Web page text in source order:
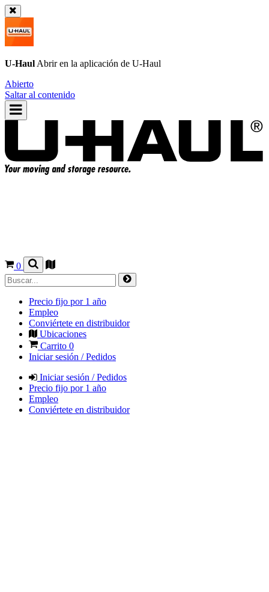
U-Haul Abrir en la aplicación de U-Haul
Abierto
Saltar al contenido
0
Precio fijo por 1 año
Empleo
Conviértete en distribuidor
Ubicaciones
Carrito 0
Iniciar sesión / Pedidos
Iniciar sesión / Pedidos
Precio fijo por 1 año
Empleo
Conviértete en distribuidor